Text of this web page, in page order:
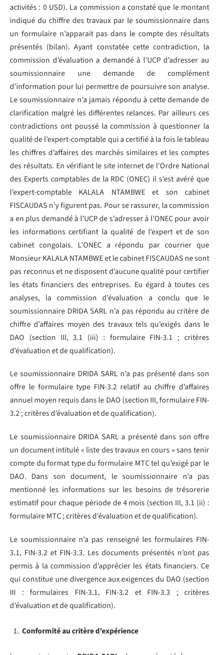
activités : 0 USD). La commission a constaté que le montant
indiqué du chiffre des travaux par le soumissionnaire dans
un formulaire n’apparait pas dans le compte des résultats
présentés (bilan). Ayant constatée cette contradiction, la
commission d’évaluation a demandé à l’UCP d’adresser au
soumissionnaire une demande de complément
d’information pour lui permettre de poursuivre son analyse.
Le soumissionnaire n’a jamais répondu à cette demande de
clarification malgré les différentes relances. Par ailleurs ces
contradictions ont poussé la commission à questionner la
qualité de l’expert-comptable qui a certifié à la fois le tableau
les chiffres d’affaires des marchés similaires et les comptes
des résultats. En vérifiant le site internet de l’Ordre National
des Experts comptables de la RDC (ONEC) il s’est avéré que
l’expert-comptable KALALA NTAMBWE et son cabinet
FISCAUDAS n’y figurent pas. Pour se rassurer, la commission
a en plus demandé à l’UCP de s’adresser à l’ONEC pour avoir
les informations certifiant la qualité de l’expert et de son
cabinet congolais. L’ONEC a répondu par courrier que
Monsieur KALALA NTAMBWE et le cabinet FISCAUDAS ne sont
pas reconnus et ne disposent d’aucune qualité pour certifier
les états financiers des entreprises. Eu égard à toutes ces
analyses, la commission d’évaluation a conclu que le
soumissionnaire DRIDA SARL n’a pas répondu au critère de
chiffre d’affaires moyen des travaux tels qu’exigés dans le
DAO (section III, 3.1 (iii) : formulaire FIN-3.1 ; critères
d’évaluation et de qualification).
Le soumissionnaire DRIDA SARL n’a pas présenté dans son
offre le formulaire type FIN-3.2 relatif au chiffre d’affaires
annuel moyen requis dans le DAO (section III, formulaire FIN-
3.2 ; critères d’évaluation et de qualification).
Le soumissionnaire DRIDA SARL a présenté dans son offre
un document intitulé « liste des travaux en cours » sans tenir
compte du format type du formulaire MTC tel qu’exigé par le
DAO. Dans son document, le soumissionnaire n’a pas
mentionné les informations sur les besoins de trésorerie
estimatif pour chaque période de 4 mois (section III, 3.1 (ii) :
formulaire MTC ; critères d’évaluation et de qualification).
Le soumissionnaire n’a pas renseigné les formulaires FIN-
3.1, FIN-3.2 et FIN-3.3. Les documents présentés n’ont pas
permis à la commission d’apprécier les états financiers. Ce
qui constitue une divergence aux exigences du DAO (section
III : formulaires FIN-3.1, FIN-3.2 et FIN-3.3 ; critères
d’évaluation et de qualification).
Conformité au critère d’expérience